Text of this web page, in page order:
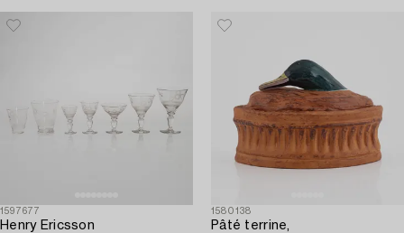
1597677
Henry Ericsson
1580138
Pâté terrine,